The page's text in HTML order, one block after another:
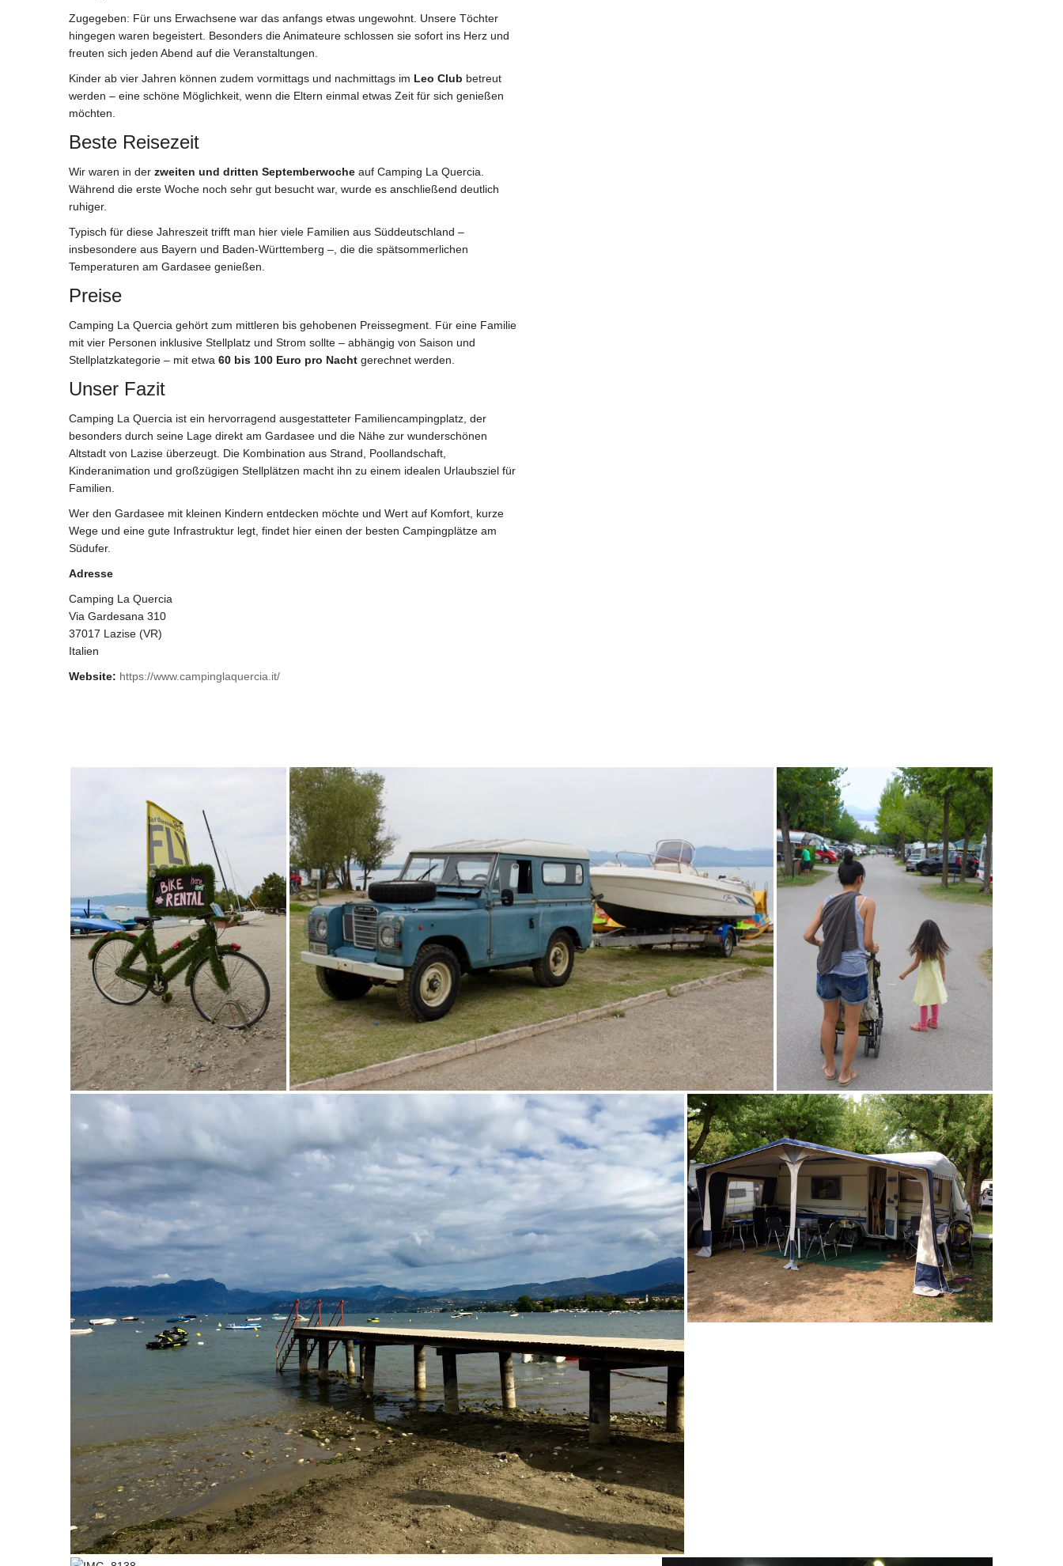
Zugegeben: Für uns Erwachsene war das anfangs etwas ungewohnt. Unsere Töchter
hingegen waren begeistert. Besonders die Animateure schlossen sie sofort ins Herz und
freuten sich jeden Abend auf die Veranstaltungen.
Kinder ab vier Jahren können zudem vormittags und nachmittags im Leo Club betreut
werden – eine schöne Möglichkeit, wenn die Eltern einmal etwas Zeit für sich genießen
möchten.
Beste Reisezeit
Wir waren in der zweiten und dritten Septemberwoche auf Camping La Quercia.
Während die erste Woche noch sehr gut besucht war, wurde es anschließend deutlich
ruhiger.
Typisch für diese Jahreszeit trifft man hier viele Familien aus Süddeutschland –
insbesondere aus Bayern und Baden-Württemberg –, die die spätsommerlichen
Temperaturen am Gardasee genießen.
Preise
Camping La Quercia gehört zum mittleren bis gehobenen Preissegment. Für eine Familie
mit vier Personen inklusive Stellplatz und Strom sollte – abhängig von Saison und
Stellplatzkategorie – mit etwa 60 bis 100 Euro pro Nacht gerechnet werden.
Unser Fazit
Camping La Quercia ist ein hervorragend ausgestatteter Familiencampingplatz, der
besonders durch seine Lage direkt am Gardasee und die Nähe zur wunderschönen
Altstadt von Lazise überzeugt. Die Kombination aus Strand, Poollandschaft,
Kinderanimation und großzügigen Stellplätzen macht ihn zu einem idealen Urlaubsziel für
Familien.
Wer den Gardasee mit kleinen Kindern entdecken möchte und Wert auf Komfort, kurze
Wege und eine gute Infrastruktur legt, findet hier einen der besten Campingplätze am
Südufer.
Adresse
Camping La Quercia
Via Gardesana 310
37017 Lazise (VR)
Italien
Website: https://www.campinglaquercia.it/